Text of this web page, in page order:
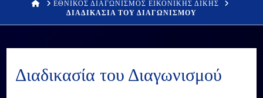
HOMEΕΘΝΙΚΟΣ ΔΙΑΓΩΝΙΣΜΟΣ ΕΙΚΟΝΙΚΗΣ ΔΙΚΗΣ
ΔΙΑΔΙΚΑΣΙΑ ΤΟΥ ΔΙΑΓΩΝΙΣΜΟΥ
Διαδικασία του Διαγωνισμού